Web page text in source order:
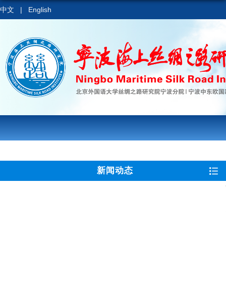
中文 | English
新闻动态